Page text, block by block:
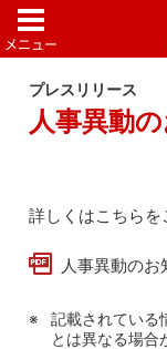
プレスリリース
人事異動
詳しくはこちらを
人事異動のお
記載されている
とは異なる場合